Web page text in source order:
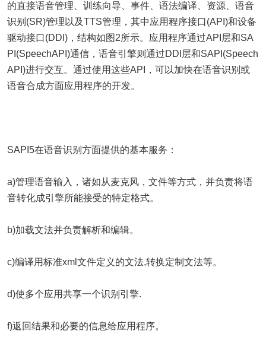
的直接语音管理、训练向导、事件、语法编译、资源、语音
识别(SR)管理以及TTS管理，其中应用程序接口(API)和设备
驱动接口(DDI)，结构如图2所示。应用程序通过API层和SA
PI(SpeechAPI)通信，语音引擎则通过DDI层和SAPI(Speech
API)进行交互。通过使用这些API，可以加快在语音识别或
语音合成方面应用程序的开发。
SAPI5在语音识别方面提供的基本服务：
a)管理语音输入，诸如从麦克风，文件等方式，并负责将语
音转化成引擎所能接受的特定格式。
b)加载文法并负责解析和编辑。
c)编译用标准xml文件定义的文法,转换定制文法等。
d)使多个应用共享一个识别引擎.
f)返回结果和必要的信息给应用程序。